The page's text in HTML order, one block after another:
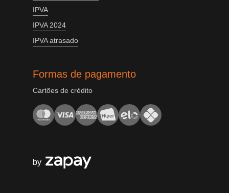
IPVA
IPVA 2024
IPVA atrasado
Formas de pagamento
Cartões de crédito
by